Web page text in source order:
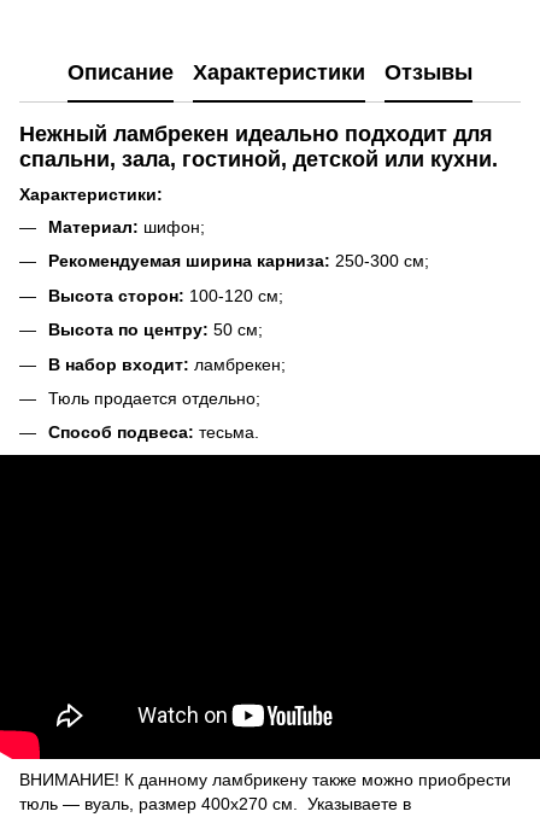
Описание Характеристики Отзывы
Нежный ламбрекен идеально подходит для
спальни, зала, гостиной, детской или кухни.
Характеристики:
Материал: шифон;
Рекомендуемая ширина карниза: 250-300 см;
Высота сторон: 100-120 см;
Высота по центру: 50 см;
В набор входит: ламбрекен;
Тюль продается отдельно;
Способ подвеса: тесьма.
ВНИМАНИЕ! К данному ламбрикену также можно приобрести
тюль ― вуаль, размер 400х270 см. Указываете в